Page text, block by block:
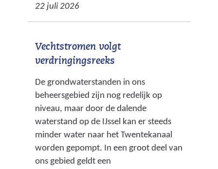
22 juli 2026
Vechtstromen volgt
verdringingsreeks
De grondwaterstanden in ons
beheersgebied zijn nog redelijk op
niveau, maar door de dalende
waterstand op de IJssel kan er steeds
minder water naar het Twentekanaal
worden gepompt. In een groot deel van
ons gebied geldt een